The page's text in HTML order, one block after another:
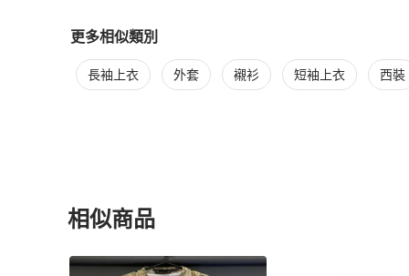
• 袖寬：8公分
更多相似類別
更多Versace 男裝相似商品推薦
長袖上衣 外套 襯衫 短袖上衣 西裝
相似商品
更多相似Versace男裝推薦精品